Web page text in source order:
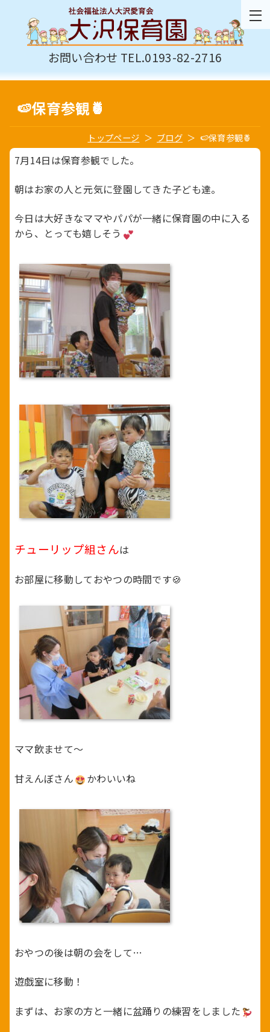
お問い合わせ TEL.0193-82-2716
🍉保育参観🍍
トップページ ブログ 🍉保育参観🍍
7月14日は保育参観でした。
朝はお家の人と元気に登園してきた子ども達。
今日は大好きなママやパパが一緒に保育園の中に入る
から、とっても嬉しそう
チューリップ組さんは
お部屋に移動しておやつの時間です🍪
ママ飲ませて～
甘えんぼさん かわいいね
おやつの後は朝の会をして…
遊戯室に移動！
まずは、お家の方と一緒に盆踊りの練習をしました